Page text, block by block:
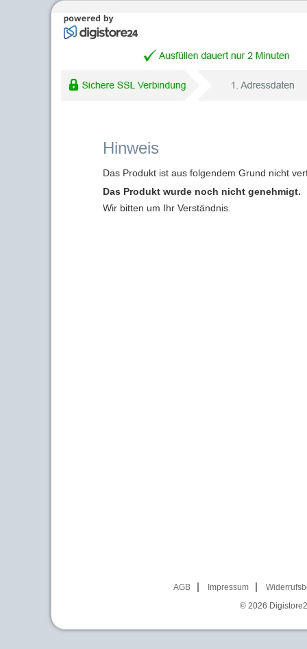
Hinweis
Das Produkt ist aus folgendem Grund nicht
Das Produkt wurde noch nicht genehmigt.
Wir bitten um Ihr Verständnis.
AGB Impressum
© 2026